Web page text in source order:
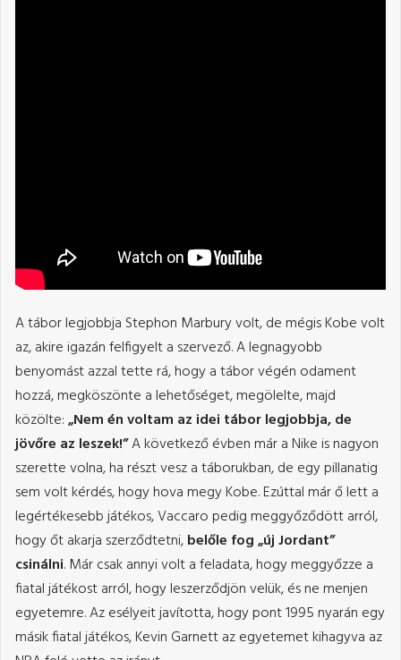
A tábor legjobbja Stephon Marbury volt, de mégis Kobe volt
az, akire igazán felfigyelt a szervező. A legnagyobb
benyomást azzal tette rá, hogy a tábor végén odament
hozzá, megköszönte a lehetőséget, megölelte, majd
közölte:„Nem én voltam az idei tábor legjobbja, de
jövőre az leszek!”A következő évben már a Nike is nagyon
szerette volna, ha részt vesz a táborukban, de egy pillanatig
sem volt kérdés, hogy hova megy Kobe. Ezúttal már ő lett a
legértékesebb játékos, Vaccaro pedig meggyőződött arról,
hogy őt akarja szerződtetni,belőle fog „új Jordant”
csinálni. Már csak annyi volt a feladata, hogy meggyőzze a
fiatal játékost arról, hogy leszerződjön velük, és ne menjen
egyetemre. Az esélyeit javította, hogy pont 1995 nyarán egy
másik fiatal játékos, Kevin Garnett az egyetemet kihagyva az